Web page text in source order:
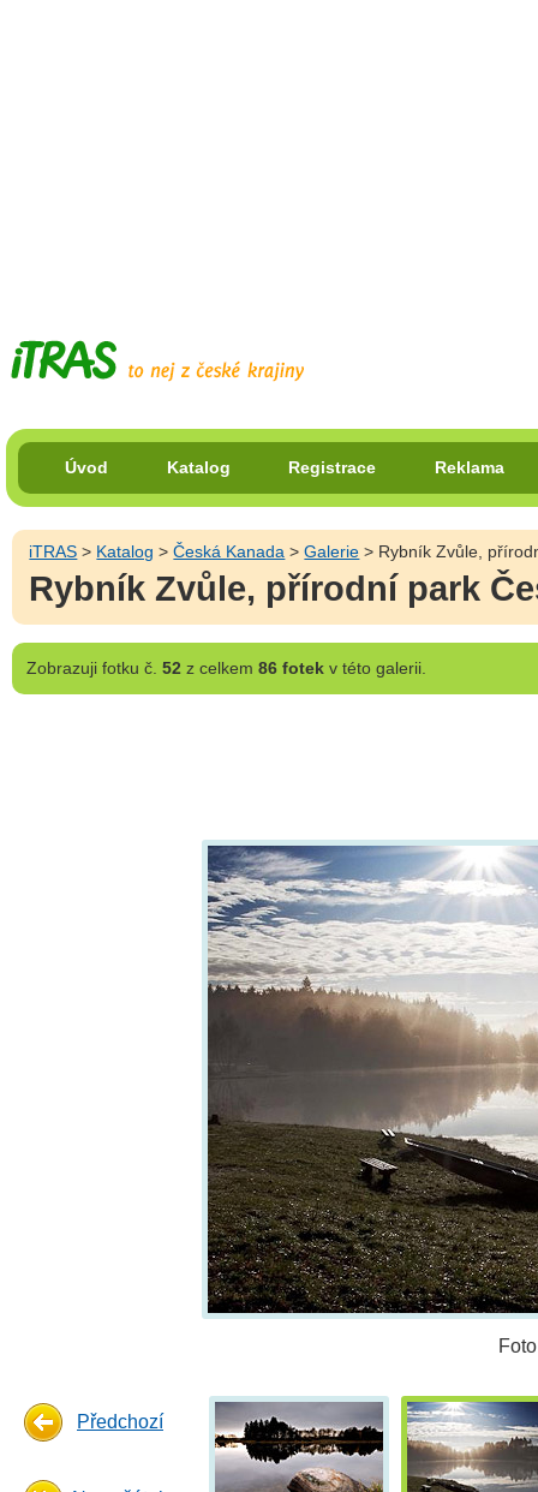
Úvod Katalog Registrace Reklama
iTRAS > Katalog >Česká Kanada >Galerie > Rybník Zvůle,
Rybník Zvůle, přírodní park
Zobrazujifotku č. 52 z celkem 86 fotekv této galerii.
Předchozí